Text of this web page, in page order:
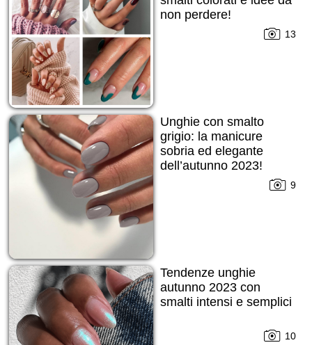
non perdere!
13
Unghie con smalto
grigio: la manicure
sobria ed elegante
dell’autunno 2023!
9
Tendenze unghie
autunno 2023 con
smalti intensi e semplici
10